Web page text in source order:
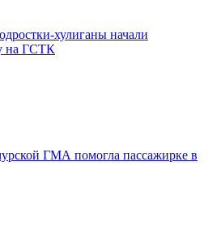
хулиганы начали
на ГСТК
ГМА помогла пассажирке в